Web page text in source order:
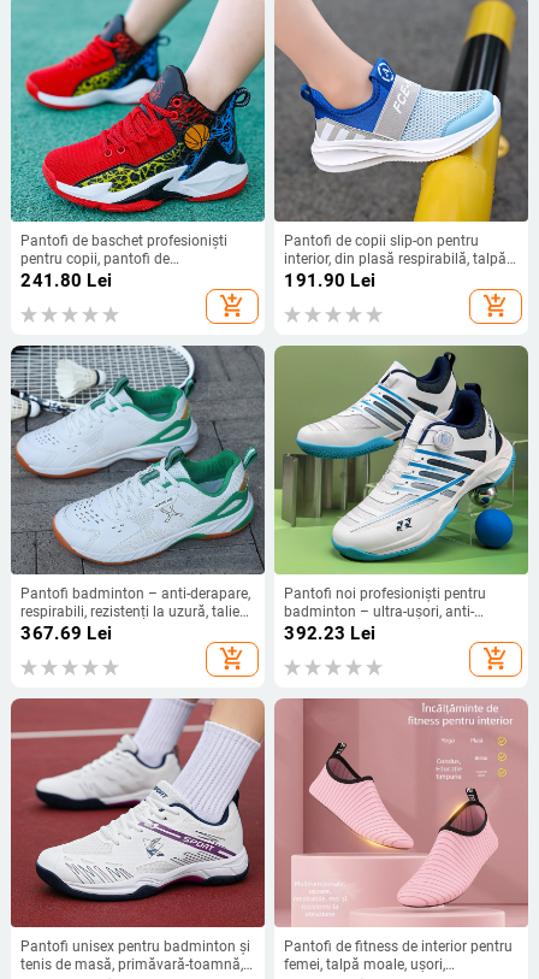
Pantofi de baschet profesioniști
pentru copii, pantofi de
antrenament sport pentru tineri,
antiderapanți, pantofi de alergare
pentru studenți, o generație de păr
241.80 Lei
add_shopping_cart
Pantofi de copii slip-on pentru
interior, din plasă respirabilă, talpă
din cauciuc, anti-alunecare, ușori,
191.90 Lei
add_shopping_cart
Pantofi badminton – anti-derapare,
respirabili, rezistenți la uzură, talie
joasă, talpă din cauciuc
367.69 Lei
add_shopping_cart
Pantofi noi profesioniști pentru
badminton – ultra-ușori, anti-
derapare, respirabili, pantofi de
antrenament cu cataramă rotativă,
unisex
392.23 Lei
add_shopping_cart
Pantofi unisex pentru badminton și
tenis de masă, primăvară-toamnă,
Pantofi de fitness de interior pentru
femei, talpă moale, ușori,